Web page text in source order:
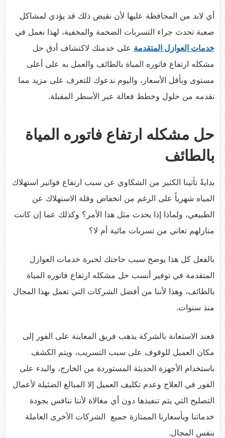
أي لابد من المحافظة عليها لأن نقيض ذلك قد يؤدي لمشاكل
صعبة تحدث جراء التسربات الضخمة والمخفية، لهذا نعمل في
خدمات العوازل المتقدمة على خدمتك لاكتشاف أدق حل
مشكله ارتفاع فاتوره المياة بالطائف والعمل به على أعلى
مستوى وبأقل الأسعار، واليوم ندعوك للتعرف على مزيد مما
نقدمه من حلول وخطط فعالة عبر الأسطر المقبلة.
حل مشكله ارتفاع فاتوره المياة
بالطائف
بدايةً تأتينا الكثير من الشكاوي عن سبب ارتفاع فواتير استهلاك
المياه شهرياً على الرغم من انخفاض وقلة الاستهلاك عن
الطبيعي، ولماذا إذا يحدث مثل هذا الأمر؟ وكذلك عما إن كانت
منازلهم تعاني من تسربات مائية أم لا؟
بالفعل كل هذا يوضح سبب حاجتك لخبرة خدمات العوازل
المتقدمة في توفير أنسب حل مشكله ارتفاع فاتوره المياة
بالطائف، وهذا لأننا من أفضل الشركات التي تعمل بهذا المجال
منذ سنوات.
فعند الاستعانة بالشركة يذهب فريق المعاينة على الفور إلى
مكان العميل للوقوف على سبب التسريب، ويتم الكشف
باستخدام الأجهزة الحديثة المستوردة من الخارج، والبدء على
الفور في العلاج وعدم تكليف العميل إلا المبالغ الضئيلة لأعمال
التصليح التي يتم تنفيذها دون أي مغالاة لأننا ننافس بجودة
خدماتنا وبأسعارنا الممتازة جميع الشركات الأخرى العاملة
بنفس المجال.